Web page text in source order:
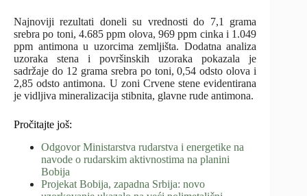
Najnoviji rezultati doneli su vrednosti do 7,1 grama
srebra po toni, 4.685 ppm olova, 969 ppm cinka i 1.049
ppm antimona u uzorcima zemljišta. Dodatna analiza
uzoraka stena i površinskih uzoraka pokazala je
sadržaje do 12 grama srebra po toni, 0,54 odsto olova i
2,85 odsto antimona. U zoni Crvene stene evidentirana
je vidljiva mineralizacija stibnita, glavne rude antimona.
Pročitajte još:
Odgovor Ministarstva rudarstva i energetike na
navode o rudarskim aktivnostima na planini
Bobija
Projekat Bobija, zapadna Srbija: novo